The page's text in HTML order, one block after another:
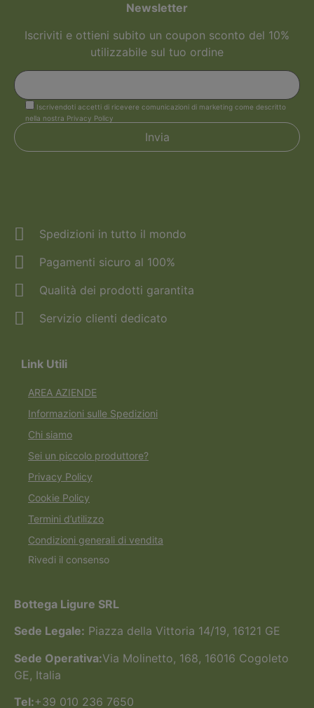
Newsletter
Iscriviti e ottieni subito un coupon sconto del 10%
utilizzabile sul tuo ordine
Iscrivendoti accetti di ricevere comunicazioni di marketing come descritto
nella nostra Privacy Policy
Spedizioni in tutto il mondo
Pagamenti sicuro al 100%
Qualità dei prodotti garantita
Servizio clienti dedicato
Link Utili
AREA AZIENDE
Informazioni sulle Spedizioni
Chi siamo
Sei un piccolo produttore?
Privacy Policy
Cookie Policy
Termini d’utilizzo
Condizioni generali di vendita
Rivedi il consenso
Bottega Ligure SRL
Sede Legale: Piazza della Vittoria 14/19, 16121 GE
Sede Operativa:Via Molinetto, 168, 16016 Cogoleto
GE, Italia
Tel:+39 010 236 7650